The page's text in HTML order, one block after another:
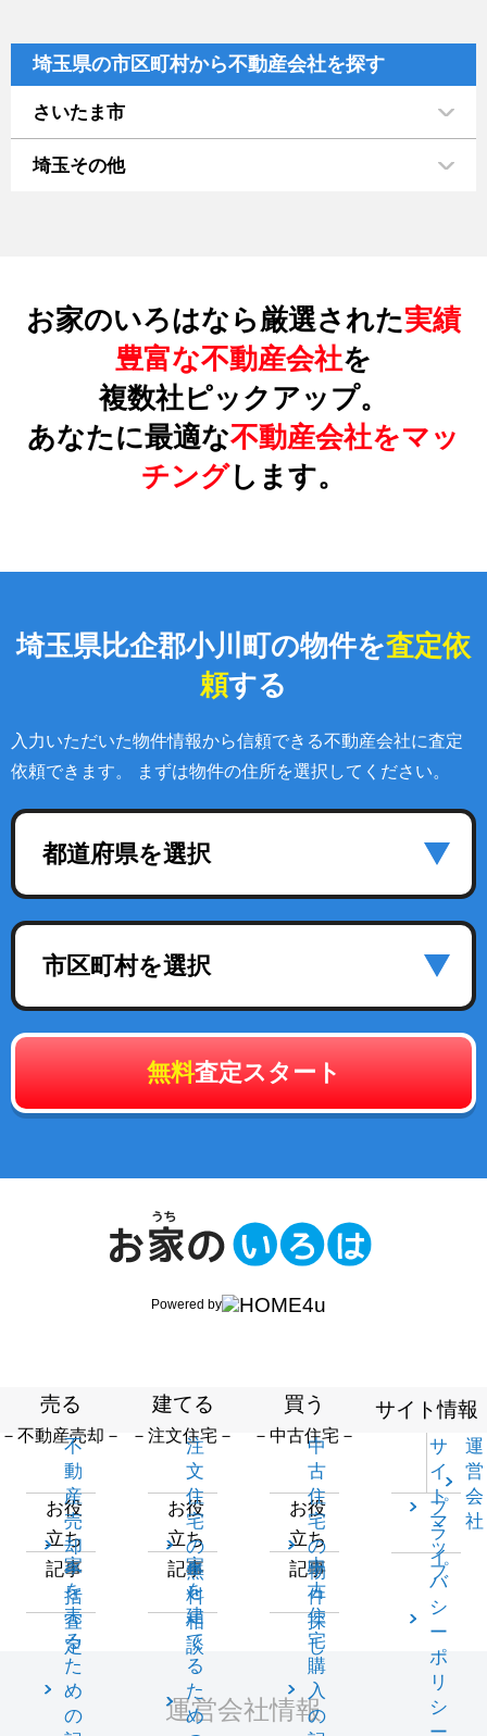
埼玉県の市区町村から不動産会社を探す
さいたま市
埼玉その他
お家のいろはなら厳選された実績
豊富な不動産会社を
複数社ピックアップ。
あなたに最適な不動産会社をマッ
チングします。
埼玉県比企郡小川町の物件を査定依
頼する
入力いただいた物件情報から信頼できる不動産会社に査定
依頼できます。 まずは物件の住所を選択してください。
都道府県を選択
市区町村を選択
無料査定スタート
Powered by
売る
－不動産売却－
不
動
産
売
却
一
括
査
定
お役
立ち
記事
家
を
売
る
た
め
の
建てる
－注文住宅－
注
文
住
宅
の
無
料
相
談
お役
立ち
記事
家
を
建
て
る
た
め
買う
－中古住宅－
中
古
住
宅
の
物
件
探
し
お役
立ち
記事
中
古
住
宅
購
入
の
サイト情報
サ
イ
ト
マ
ッ
プ
運
営
会
社
プ
ラ
イ
バ
シ
ー
ポ
リ
シ
運営会社情報